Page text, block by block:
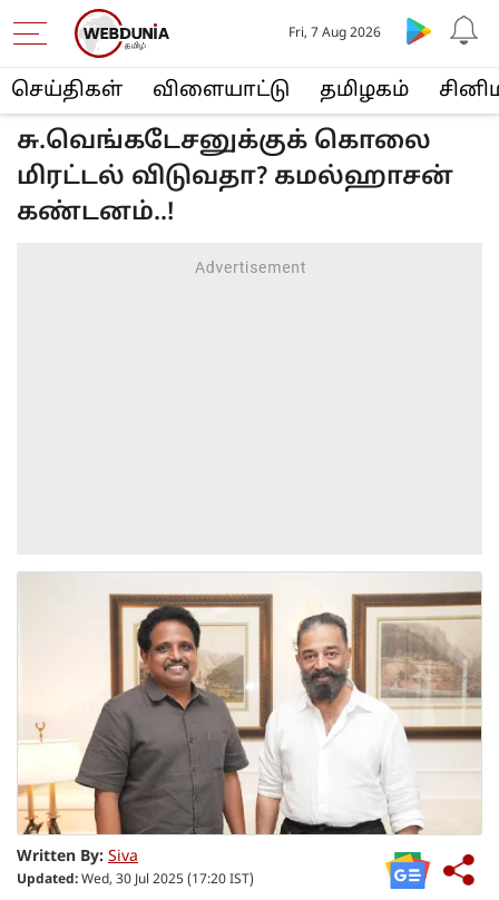
செய்திகள் விளையா‌ட்டு த‌மிழக‌ம்
Fri, 7 Aug 2026
சு.வெங்கடேசனுக்குக் கொலை
மிரட்டல் விடுவதா? கமல்ஹாசன்
கண்டனம்..!
Written By: Siva
Updated: Wed, 30 Jul 2025 (17:20 IST)